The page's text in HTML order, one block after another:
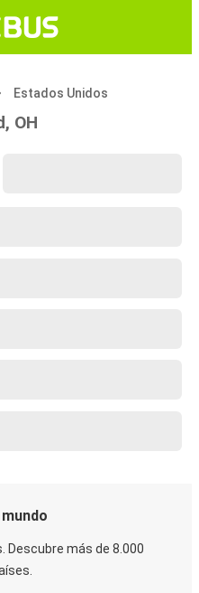
Estados Unidos
OH
Descubre más de 8.000